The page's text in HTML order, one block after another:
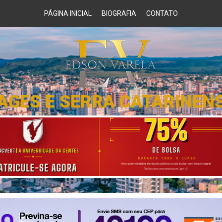
PÁGINA INICIAL BIOGRAFIA CONTATO
E SERRA